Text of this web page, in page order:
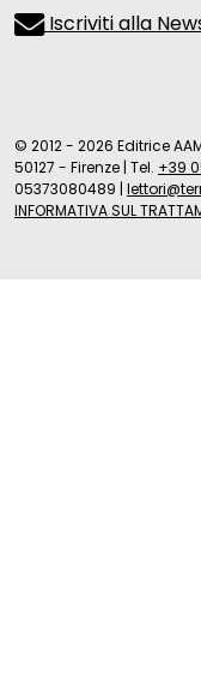
Iscriviti alla
© 2012 - 2026 Editrice
50127 - Firenze | Tel. +39
05373080489 |
INFORMATIVA SUL